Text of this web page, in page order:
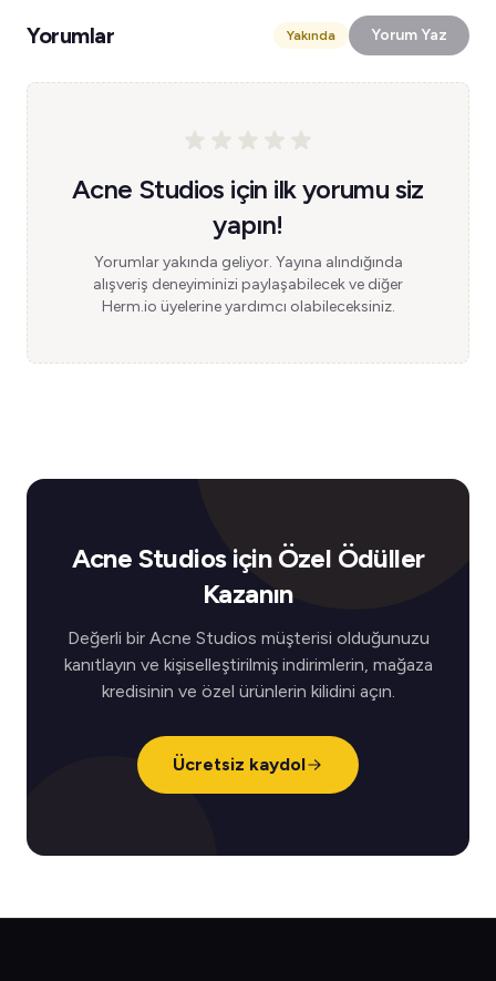
Yorumlar Yakında Yorum Yaz
Acne Studios için ilk yorumu siz
yapın!
Yorumlar yakında geliyor. Yayına alındığında
alışveriş deneyiminizi paylaşabilecek ve diğer
Herm.io üyelerine yardımcı olabileceksiniz.
Acne Studios için Özel Ödüller
Kazanın
Değerli bir Acne Studios müşterisi olduğunuzu
kanıtlayın ve kişiselleştirilmiş indirimlerin, mağaza
kredisinin ve özel ürünlerin kilidini açın.
Ücretsiz kaydol